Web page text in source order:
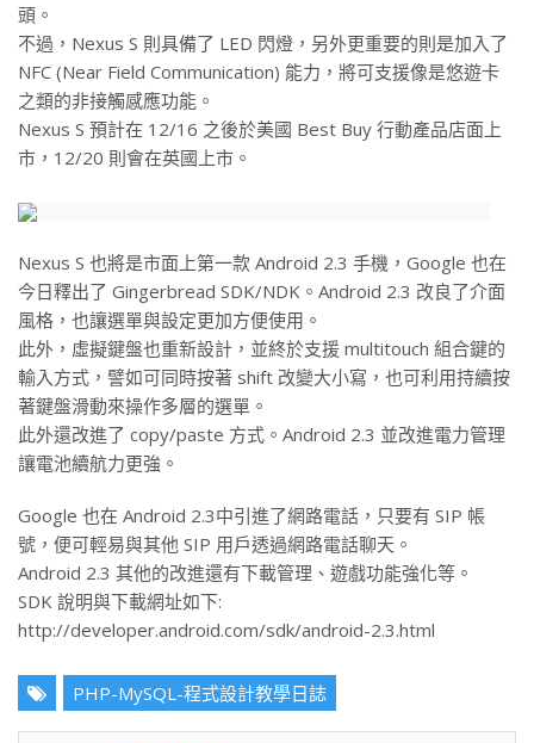
頭。
不過，Nexus S 則具備了 LED 閃燈，另外更重要的則是加入了
NFC (Near Field Communication) 能力，將可支援像是悠遊卡
之類的非接觸感應功能。
Nexus S 預計在 12/16 之後於美國 Best Buy 行動產品店面上
市，12/20 則會在英國上市。
Nexus S 也將是市面上第一款 Android 2.3 手機，Google 也在
今日釋出了 Gingerbread SDK/NDK。Android 2.3 改良了介面
風格，也讓選單與設定更加方便使用。
此外，虛擬鍵盤也重新設計，並終於支援 multitouch 組合鍵的
輸入方式，譬如可同時按著 shift 改變大小寫，也可利用持續按
著鍵盤滑動來操作多層的選單。
此外還改進了 copy/paste 方式。Android 2.3 並改進電力管理
讓電池續航力更強。
Google 也在 Android 2.3中引進了網路電話，只要有 SIP 帳
號，便可輕易與其他 SIP 用戶透過網路電話聊天。
Android 2.3 其他的改進還有下載管理、遊戲功能強化等。
SDK 說明與下載網址如下:
http://developer.android.com/sdk/android-2.3.html
PHP-MySQL-程式設計教學日誌